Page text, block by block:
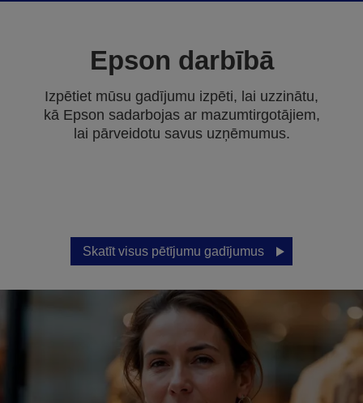
Epson darbībā
Izpētiet mūsu gadījumu izpēti, lai uzzinātu,
kā Epson sadarbojas ar mazumtirgotājiem,
lai pārveidotu savus uzņēmumus.
Skatīt visus pētījumu gadījumus